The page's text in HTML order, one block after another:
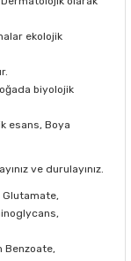
ekolojik
biyolojik
esans, Boya
ve durulayınız.
Glutamate,
Benzoate,